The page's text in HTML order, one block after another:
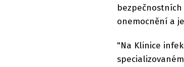
onemocnění a
"Na Klinice